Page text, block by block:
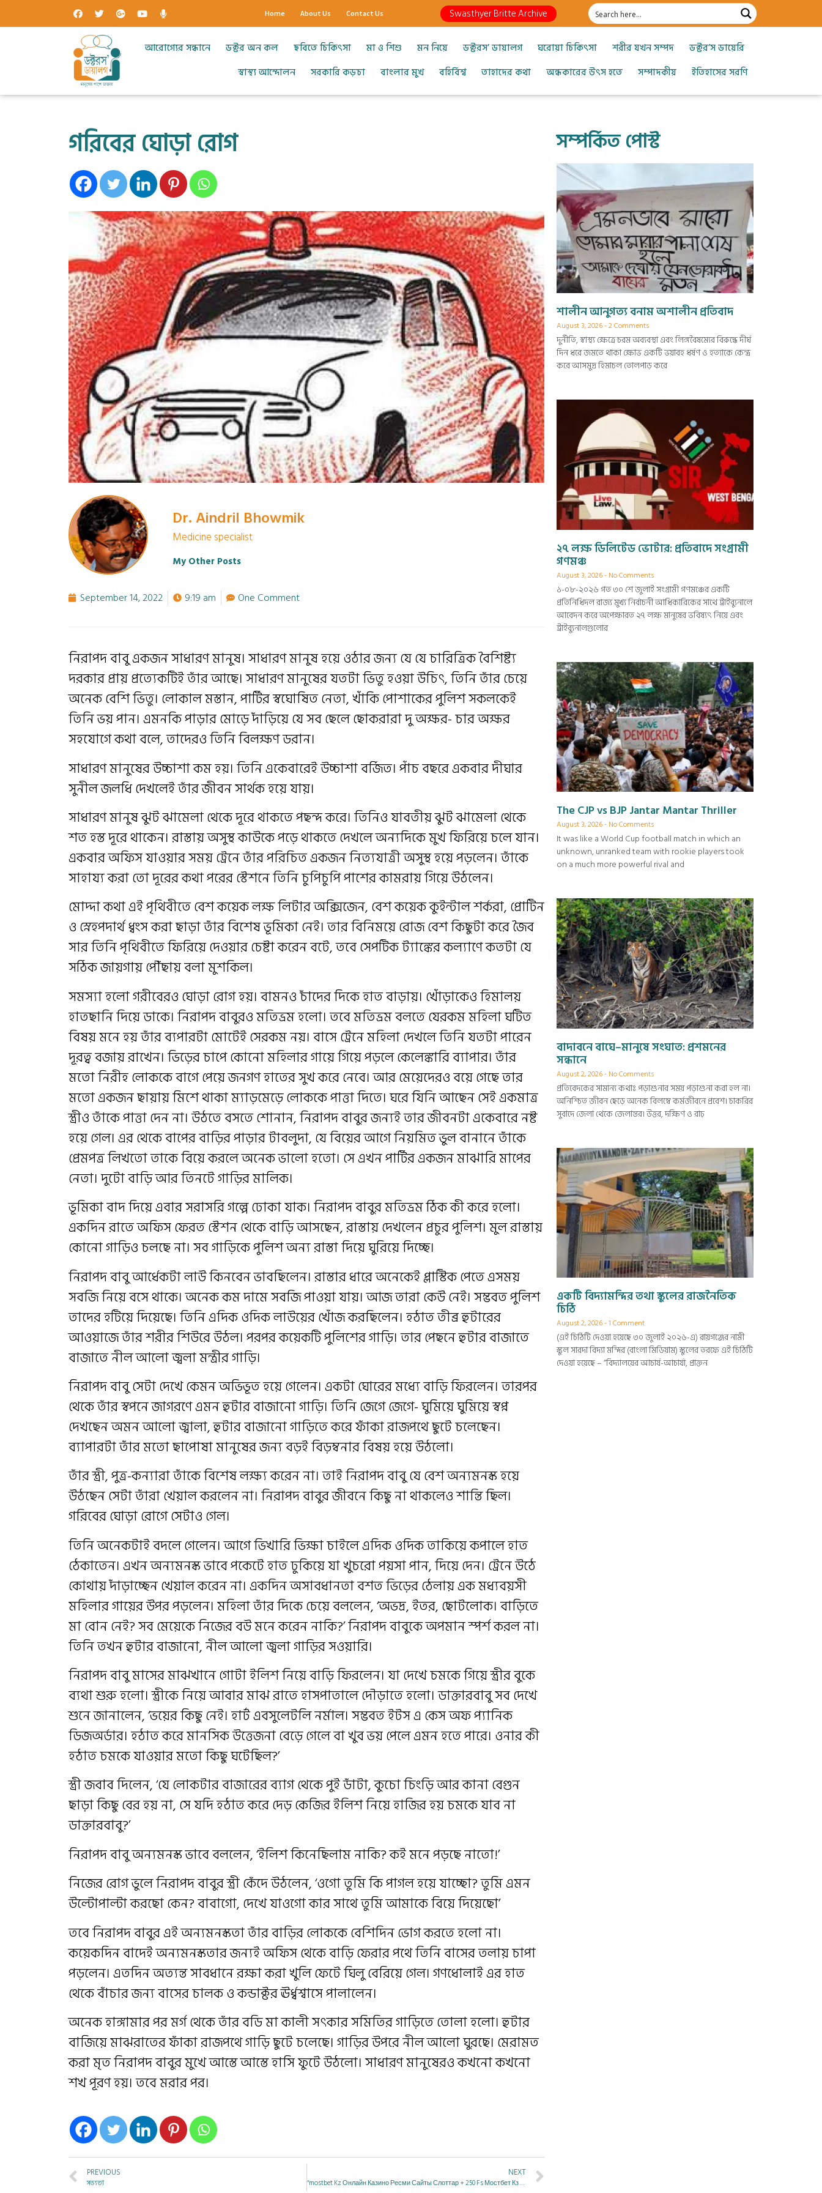
Home About Us Contact Us Swasthyer Britte Archive
আরোগ্যের সন্ধানে ডক্টর অন কল ছবিতে চিকিৎসা মা ও শিশু মন নিয়ে ডক্টরস’ ডায়ালগ ঘরোয়া চিকিৎসা শরীর যখন সম্পদ
ডক্টর’স ডায়েরি
স্বাস্থ্য আন্দোলন
সরকারি কড়চা বাংলার মুখ বহির্বিশ্ব তাহাদের কথা অন্ধকারের উৎস হতে সম্পাদকীয় ইতিহাসের সরণি
গরিবের ঘোড়া রোগ
Dr. Aindril Bhowmik
Medicine specialist
My Other Posts
September 14, 2022 9:19 am One Comment
নিরাপদ বাবু একজন সাধারণ মানুষ। সাধারণ মানুষ হয়ে ওঠার জন্য যে যে চারিত্রিক বৈশিষ্ট্য
দরকার প্রায় প্রত্যেকটিই তাঁর আছে। সাধারণ মানুষের যতটা ভিতু হওয়া উচিৎ, তিনি তাঁর চেয়ে
অনেক বেশি ভিতু। লোকাল মস্তান, পার্টির স্বঘোষিত নেতা, খাঁকি পোশাকের পুলিশ সকলকেই
তিনি ভয় পান। এমনকি পাড়ার মোড়ে দাঁড়িয়ে যে সব ছেলে ছোকরারা দু অক্ষর- চার অক্ষর
সহযোগে কথা বলে, তাদেরও তিনি বিলক্ষণ ডরান।
সাধারণ মানুষের উচ্চাশা কম হয়। তিনি একেবারেই উচ্চাশা বর্জিত। পাঁচ বছরে একবার দীঘার
সুনীল জলধি দেখলেই তাঁর জীবন সার্থক হয়ে যায়।
সাধারণ মানুষ ঝুট ঝামেলা থেকে দূরে থাকতে পছন্দ করে। তিনিও যাবতীয় ঝুট ঝামেলা থেকে
শত হস্ত দূরে থাকেন। রাস্তায় অসুস্থ কাউকে পড়ে থাকতে দেখলে অন্যদিকে মুখ ফিরিয়ে চলে যান।
একবার অফিস যাওয়ার সময় ট্রেনে তাঁর পরিচিত একজন নিত্যযাত্রী অসুস্থ হয়ে পড়লেন। তাঁকে
সাহায্য করা তো দূরের কথা পরের স্টেশনে তিনি চুপিচুপি পাশের কামরায় গিয়ে উঠলেন।
মোদ্দা কথা এই পৃথিবীতে বেশ কয়েক লক্ষ লিটার অক্সিজেন, বেশ কয়েক কুইন্টাল শর্করা, প্রোটিন
ও স্নেহপদার্থ ধ্বংস করা ছাড়া তাঁর বিশেষ ভূমিকা নেই। তার বিনিময়ে রোজ বেশ কিছুটা করে জৈব
সার তিনি পৃথিবীতে ফিরিয়ে দেওয়ার চেষ্টা করেন বটে, তবে সেপটিক ট্যাঙ্কের কল্যাণে কতটা যে
সঠিক জায়গায় পৌঁছায় বলা মুশকিল।
সমস্যা হলো গরীবেরও ঘোড়া রোগ হয়। বামনও চাঁদের দিকে হাত বাড়ায়। খোঁড়াকেও হিমালয়
হাতছানি দিয়ে ডাকে। নিরাপদ বাবুরও মতিভ্রম হলো। তবে মতিভ্রম বলতে যেরকম মহিলা ঘটিত
বিষয় মনে হয় তাঁর ব্যপারটা মোটেই সেরকম নয়। বাসে ট্রেনে মহিলা দেখলে তিনি যতটা পারেন
দূরত্ব বজায় রাখেন। ভিড়ের চাপে কোনো মহিলার গায়ে গিয়ে পড়লে কেলেঙ্কারি ব্যাপার। তাঁর
মতো নিরীহ লোককে বাগে পেয়ে জনগণ হাতের সুখ করে নেবে। আর মেয়েদেরও বয়ে গেছে তার
মতো একজন ছায়ায় মিশে থাকা ম্যাড়মেড়ে লোককে পাত্তা দিতে। ঘরে যিনি আছেন সেই একমাত্র
স্ত্রীও তাঁকে পাত্তা দেন না। উঠতে বসতে শোনান, নিরাপদ বাবুর জন্যই তার জীবনটা একেবারে নষ্ট
হয়ে গেল। এর থেকে বাপের বাড়ির পাড়ার টাবলুদা, যে বিয়ের আগে নিয়মিত ভুল বানানে তাঁকে
প্রেমপত্র লিখতো তাকে বিয়ে করলে অনেক ভালো হতো। সে এখন পার্টির একজন মাঝারি মাপের
নেতা। দুটো বাড়ি আর তিনটে গাড়ির মালিক।
ভূমিকা বাদ দিয়ে এবার সরাসরি গল্পে ঢোকা যাক। নিরাপদ বাবুর মতিভ্রম ঠিক কী করে হলো।
একদিন রাতে অফিস ফেরত স্টেশন থেকে বাড়ি আসছেন, রাস্তায় দেখলেন প্রচুর পুলিশ। মুল রাস্তায়
কোনো গাড়িও চলছে না। সব গাড়িকে পুলিশ অন্য রাস্তা দিয়ে ঘুরিয়ে দিচ্ছে।
নিরাপদ বাবু আর্ধেকটা লাউ কিনবেন ভাবছিলেন। রাস্তার ধারে অনেকেই প্লাস্টিক পেতে এসময়
সবজি নিয়ে বসে থাকে। অনেক কম দামে সবজি পাওয়া যায়। আজ তারা কেউ নেই। সম্ভবত পুলিশ
তাদের হটিয়ে দিয়েছে। তিনি এদিক ওদিক লাউয়ের খোঁজ করছিলেন। হঠাত তীব্র হুটারের
আওয়াজে তাঁর শরীর শিউরে উঠল। পরপর কয়েকটি পুলিশের গাড়ি। তার পেছনে হুটার বাজাতে
বাজাতে নীল আলো জ্বলা মন্ত্রীর গাড়ি।
নিরাপদ বাবু সেটা দেখে কেমন অভিভূত হয়ে গেলেন। একটা ঘোরের মধ্যে বাড়ি ফিরলেন। তারপর
থেকে তাঁর স্বপনে জাগরণে এমন হুটার বাজানো গাড়ি। তিনি জেগে জেগে- ঘুমিয়ে ঘুমিয়ে স্বপ্ন
দেখছেন অমন আলো জ্বালা, হুটার বাজানো গাড়িতে করে ফাঁকা রাজপথে ছুটে চলেছেন।
ব্যাপারটা তাঁর মতো ছাপোষা মানুষের জন্য বড়ই বিড়ম্বনার বিষয় হয়ে উঠলো।
তাঁর স্ত্রী, পুত্র-কন্যারা তাঁকে বিশেষ লক্ষ্য করেন না। তাই নিরাপদ বাবু যে বেশ অন্যমনস্ক হয়ে
উঠছেন সেটা তাঁরা খেয়াল করলেন না। নিরাপদ বাবুর জীবনে কিছু না থাকলেও শান্তি ছিল।
গরিবের ঘোড়া রোগে সেটাও গেল।
তিনি অনেকটাই বদলে গেলেন। আগে ভিখারি ভিক্ষা চাইলে এদিক ওদিক তাকিয়ে কপালে হাত
ঠেকাতেন। এখন অন্যমনস্ক ভাবে পকেটে হাত ঢুকিয়ে যা খুচরো পয়সা পান, দিয়ে দেন। ট্রেনে উঠে
কোথায় দাঁড়াচ্ছেন খেয়াল করেন না। একদিন অসাবধানতা বশত ভিড়ের ঠেলায় এক মধ্যবয়সী
মহিলার গায়ের উপর পড়লেন। মহিলা তাঁর দিকে চেয়ে বললেন, ‘অভদ্র, ইতর, ছোটলোক। বাড়িতে
মা বোন নেই? সব মেয়েকে নিজের বউ মনে করেন নাকি?’ নিরাপদ বাবুকে অপমান স্পর্শ করল না।
তিনি তখন হুটার বাজানো, নীল আলো জ্বলা গাড়ির সওয়ারি।
নিরাপদ বাবু মাসের মাঝখানে গোটা ইলিশ নিয়ে বাড়ি ফিরলেন। যা দেখে চমকে গিয়ে স্ত্রীর বুকে
ব্যথা শুরু হলো। স্ত্রীকে নিয়ে আবার মাঝ রাতে হাসপাতালে দৌড়াতে হলো। ডাক্তারবাবু সব দেখে
শুনে জানালেন, ‘ভয়ের কিছু নেই। হার্ট এবসুলেটলি নর্মাল। সম্ভবত ইটস এ কেস অফ প্যানিক
ডিজঅর্ডার। হঠাত করে মানসিক উত্তেজনা বেড়ে গেলে বা খুব ভয় পেলে এমন হতে পারে। ওনার কী
হঠাত চমকে যাওয়ার মতো কিছু ঘটেছিল?’
স্ত্রী জবাব দিলেন, ‘যে লোকটার বাজারের ব্যাগ থেকে পুই ডাঁটা, কুচো চিংড়ি আর কানা বেগুন
ছাড়া কিছু বের হয় না, সে যদি হঠাত করে দেড় কেজির ইলিশ নিয়ে হাজির হয় চমকে যাব না
ডাক্তারবাবু?’
নিরাপদ বাবু অন্যমনস্ক ভাবে বললেন, ‘ইলিশ কিনেছিলাম নাকি? কই মনে পড়ছে নাতো!’
নিজের রোগ ভুলে নিরাপদ বাবুর স্ত্রী কেঁদে উঠলেন, ‘ওগো তুমি কি পাগল হয়ে যাচ্ছো? তুমি এমন
উল্টোপাল্টা করছো কেন? বাবাগো, দেখে যাওগো কার সাথে তুমি আমাকে বিয়ে দিয়েছো’
তবে নিরাপদ বাবুর এই অন্যমনস্কতা তাঁর বাড়ির লোককে বেশিদিন ভোগ করতে হলো না।
কয়েকদিন বাদেই অন্যমনস্কতার জন্যই অফিস থেকে বাড়ি ফেরার পথে তিনি বাসের তলায় চাপা
পড়লেন। এতদিন অত্যন্ত সাবধানে রক্ষা করা খুলি ফেটে ঘিলু বেরিয়ে গেল। গণধোলাই এর হাত
থেকে বাঁচার জন্য বাসের চালক ও কন্ডাক্টর ঊর্ধ্বশ্বাসে পালালেন।
অনেক হাঙ্গামার পর মর্গ থেকে তাঁর বডি মা কালী সৎকার সমিতির গাড়িতে তোলা হলো। হুটার
বাজিয়ে মাঝরাতের ফাঁকা রাজপথে গাড়ি ছুটে চলেছে। গাড়ির উপরে নীল আলো ঘুরছে। মেরামত
করা মৃত নিরাপদ বাবুর মুখে আস্তে আস্তে হাসি ফুটে উঠলো। সাধারণ মানুষেরও কখনো কখনো
শখ পূরণ হয়। তবে মরার পর।
PREVIOUS
সভ্যতা
NEXT
“mostbet Kz Онлайн Казино Ресми Сайты Слоттар + 250 Fs Мостбет Кз Официальный Сай
সম্পর্কিত পোস্ট
শালীন আনুগত্য বনাম অশালীন প্রতিবাদ
August 3, 2026 2 Comments
দুর্নীতি, স্বাস্থ্য ক্ষেত্রে চরম অব্যবস্থা এবং লিঙ্গবৈষম্যের বিরুদ্ধে দীর্ঘ
দিন ধরে জমতে থাকা ক্ষোভ একটি ভয়াবহ ধর্ষণ ও হত্যাকে কেন্দ্র
করে আসমুদ্র হিমাচল তোলপাড় করে
২৭ লক্ষ ডিলিটেড ভোটার: প্রতিবাদে সংগ্রামী
গণমঞ্চ
August 3, 2026 No Comments
১-০৮-২০২৬ গত ৩০ শে জুলাই সংগ্রামী গণমঞ্চের একটি
প্রতিনিধিদল রাজ্য মুখ্য নির্বাচনী আধিকারিকের সাথে ট্রাইব্যুনালে
আবেদন করে অপেক্ষারত ২৭ লক্ষ মানুষের ভবিষ্যৎ নিয়ে এবং
ট্রাইব্যুনালগুলোর
The CJP vs BJP Jantar Mantar Thriller
August 3, 2026 No Comments
It was like a World Cup football match in which an
unknown, unranked team with rookie players took
on a much more powerful rival and
বাদাবনে বাঘে–মানুষে সংঘাত: প্রশমনের
সন্ধানে
August 2, 2026 No Comments
প্রতিবেদকের সামান্য কথাঃ পড়াশুনার সময় পড়াশুনা করা হল না।
অনিশ্চিত জীবন ছেড়ে অনেক বিলম্বে কর্মজীবনে প্রবেশ। চাকরির
সুবাদে জেলা থেকে জেলান্তর। উত্তর, দক্ষিণ ও রাঢ়
একটি বিদ্যামন্দির তথা স্কুলের রাজনৈতিক
চিঠি
August 2, 2026 1 Comment
(এই চিঠিটি দেওয়া হয়েছে ৩০ জুলাই ২০২৬-এ) রায়গঞ্জের নামী
স্কুল সারদা বিদ্যা মন্দির (বাংলা মিডিয়াম) স্কুলের তরফে এই চিঠিটি
দেওয়া হয়েছে – “বিদ্যালয়ের আচার্য-আচার্যা, প্রাক্তন